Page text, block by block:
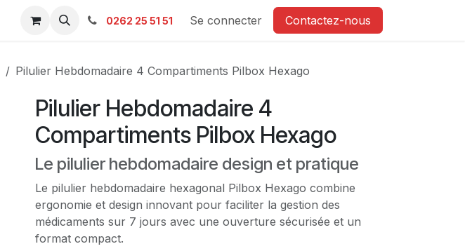
Contacts SAV Ambulance
0262 25 51 51 Se connecter Contactez-nous
Pilulier Hebdomadaire 4 Compartiments Pilbox Hexago
Pilulier Hebdomadaire 4
Compartiments Pilbox Hexago
Le pilulier hebdomadaire design et pratique
Le pilulier hebdomadaire hexagonal Pilbox Hexago combine
ergonomie et design innovant pour faciliter la gestion des
médicaments sur 7 jours avec une ouverture sécurisée et un
format compact.